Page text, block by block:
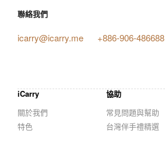
聯絡我們
icarry@icarry.me +886-906-486688
iCarry
關於我們
特色
協助
常見問題與幫助
台灣伴手禮精選